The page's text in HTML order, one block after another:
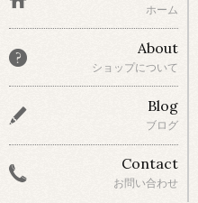
ホーム
About
ショップについて
Blog
ブログ
Contact
お問い合わせ